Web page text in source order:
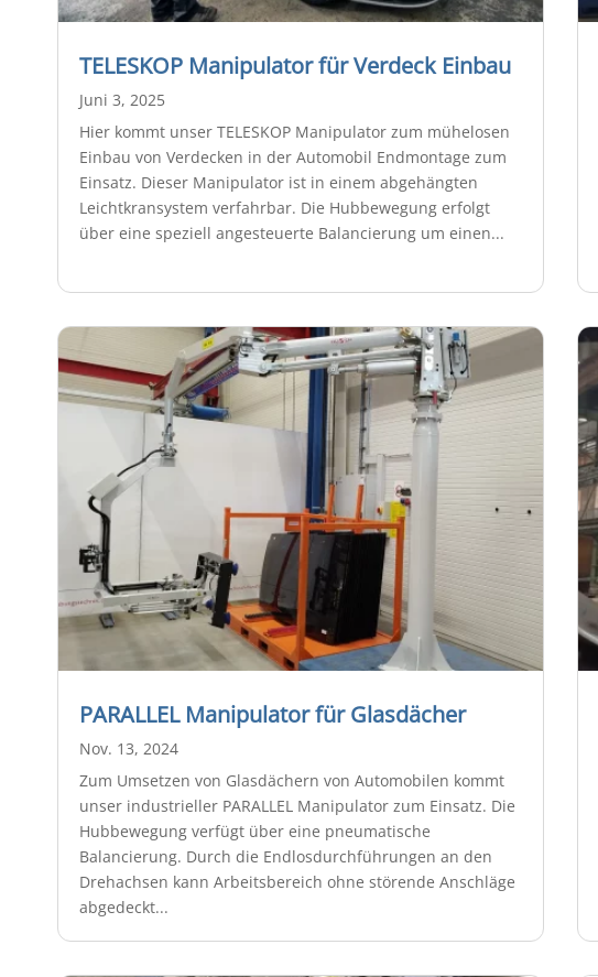
TELESKOP Manipulator für Verdeck Einbau
Juni 3, 2025
Hier kommt unser TELESKOP Manipulator zum mühelosen
Einbau von Verdecken in der Automobil Endmontage zum
Einsatz. Dieser Manipulator ist in einem abgehängten
Leichtkransystem verfahrbar. Die Hubbewegung erfolgt
über eine speziell angesteuerte Balancierung um einen...
PARALLEL Manipulator für Glasdächer
Nov. 13, 2024
Zum Umsetzen von Glasdächern von Automobilen kommt
unser industrieller PARALLEL Manipulator zum Einsatz. Die
Hubbewegung verfügt über eine pneumatische
Balancierung. Durch die Endlosdurchführungen an den
Drehachsen kann Arbeitsbereich ohne störende Anschläge
abgedeckt...